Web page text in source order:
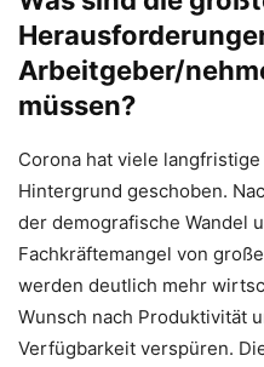
Arbeitgeber/
müssen?
Corona hat viele
Hintergrund geschoben.
der demografische Wandel
Fachkräftemangel von
werden deutlich mehr
Wunsch nach Produktivität
Verfügbarkeit verspüren.